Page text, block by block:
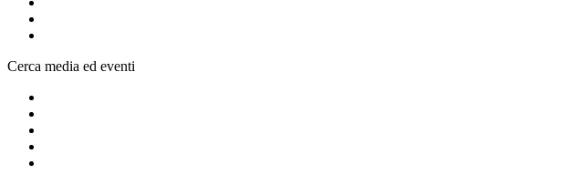
Cerca media ed eventi